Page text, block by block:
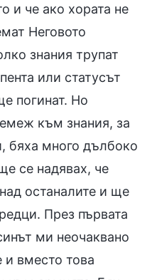
и че ако хората не
Неговото
знания трупат
или статусът
погинат. Но
към знания, за
бяха много дълбоко
се надявах, че
останалите и ще
През първата
ми неочаквано
и вместо това